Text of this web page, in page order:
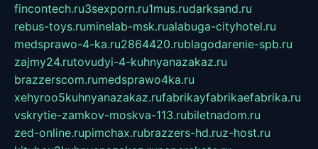
fincontech.ru3sexporn.ru1mus.rudarksand.ru
rebus-toys.ruminelab-msk.rualabuga-cityhotel.ru
medsprawo-4-ka.ru2864420.rublagodarenie-spb.ru
zajmy24.rutovudyi-4-kuhnyanazakaz.ru
brazzerscom.rumedsprawo4ka.ru
xehyroo5kuhnyanazakaz.rufabrikayfabrikaefabrika.ru
vskrytie-zamkov-moskva-113.rubiletnadom.ru
zed-online.rupimchax.rubrazzers-hd.ruz-host.ru